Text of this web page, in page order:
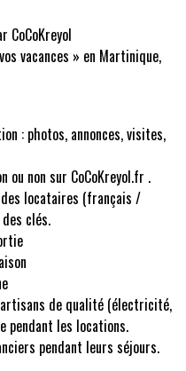
CoCoKreyol
vacances » en Martinique,
: photos, annonces, visites,
ou non sur CoCoKreyol.fr .
locataires (français /
clés.
de qualité (électricité,
pendant les locations.
pendant leurs séjours.